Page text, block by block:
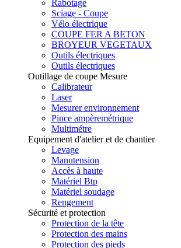
Rabotage
Sciage - Coupe
Vélo électrique
COUPE FER A BETON
BROYEUR VEGETAUX
Outils électriques
Outils électriques
Outillage de coupe Mesure
Calibrateur
Laser
Mesurer environnement
Pince ampèremétrique
Multimétre
Equipement d'atelier et de chantier
Levage
Manutension
Accès à haute
Matériel Btp
Matériel soudage
Rengement
Sécurité et protection
Protection de la tête
Protection des mains
Protection des pieds